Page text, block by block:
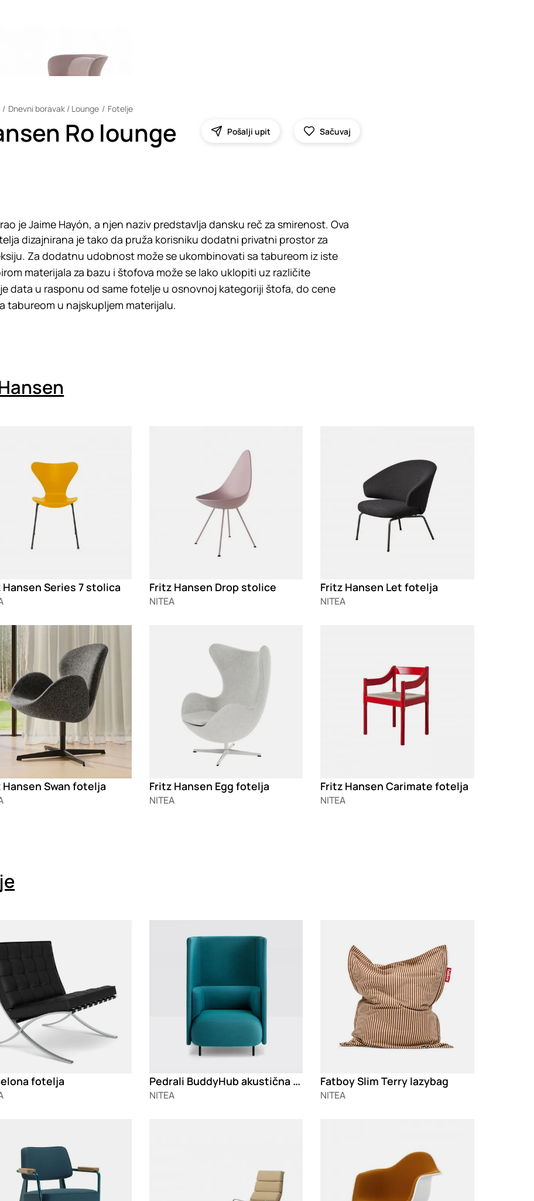
Dnevni boravak / Lounge Fotelje
Ro lounge
Pošalji upit Sačuvaj
je Jaime Hayón, a njen naziv predstavlja dansku reč za smirenost. Ova
dizajnirana je tako da pruža korisniku dodatni privatni prostor za
Za dodatnu udobnost može se ukombinovati sa tabureom iz iste
materijala za bazu i štofova može se lako uklopiti uz različite
data u rasponu od same fotelje u osnovnoj kategoriji štofa, do cene
tabureom u najskupljem materijalu.
Hansen Series 7 stolica Fritz Hansen Drop stolice
NITEA
Fritz Hansen Let fotelja
NITEA
Hansen Swan fotelja Fritz Hansen Egg fotelja
NITEA
Fritz Hansen Carimate fotelja
NITEA
fotelja Pedrali BuddyHub akustična fotelja
NITEA
Fatboy Slim Terry lazybag
NITEA